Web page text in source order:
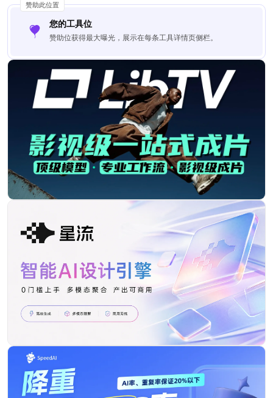
赞助此位置
您的工具位
赞助位获得最大曝光，展示在每条工具详情页侧栏。